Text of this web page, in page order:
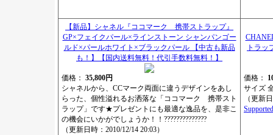
【新品】シャネル『ココマーク 携帯ストラップ』
GP×フェイクパール×ラインストーン シャンパンゴー
ルド×パールホワイト×ブラックパール 【中古も新品
も！】【国内送料無料！代引手数料無料！】
価格： 35,800円
シャネルから、CCマーク両面に違うデザインをあし
らった、個性溢れるお洒落な「ココマーク 携帯スト
ラップ」です★プレゼントにも最適な逸品を、是非こ
の機会にいかがでしょうか！！??????????????
（更新日時：2010/12/14 20:03）
トラッ
価格：
サイズ
（更新